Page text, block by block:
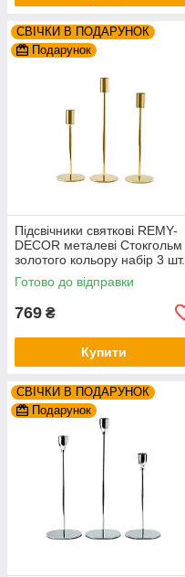
СВІЧКИ В ПОДАРУНОК
Подарунок
Підсвічники святкові REMY-
DEСOR металеві Стокгольм
золотого кольору набір 3 шт.
висота 19см 24см 29см
Готово до відправки
769 ₴
Купити
СВІЧКИ В ПОДАРУНОК
Подарунок